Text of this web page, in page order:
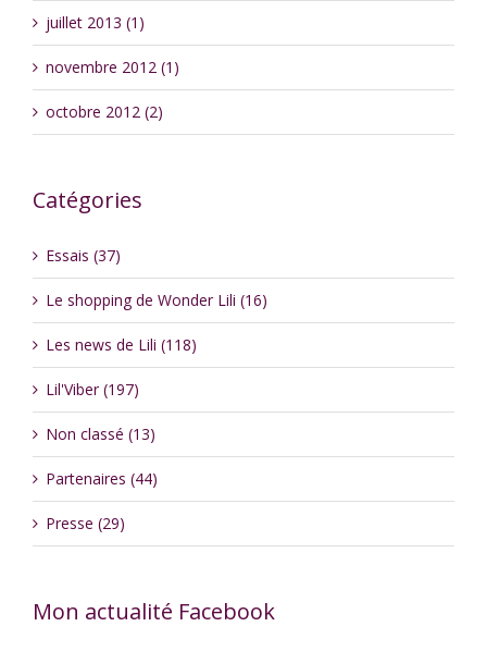
juillet 2013 (1)
novembre 2012 (1)
octobre 2012 (2)
Catégories
Essais (37)
Le shopping de Wonder Lili (16)
Les news de Lili (118)
Lil'Viber (197)
Non classé (13)
Partenaires (44)
Presse (29)
Mon actualité Facebook